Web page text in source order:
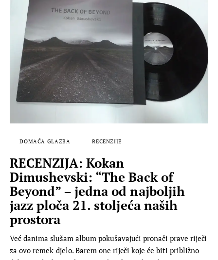
DOMAĆA GLAZBA RECENZIJE
RECENZIJA: Kokan
Dimushevski: “The Back of
Beyond” – jedna od najboljih
jazz ploča 21. stoljeća naših
prostora
Već danima slušam album pokušavajući pronači prave riječi
za ovo remek-djelo. Barem one riječi koje će biti približno